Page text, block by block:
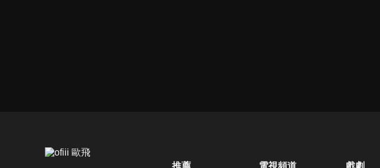
推薦 電視頻道 戲劇